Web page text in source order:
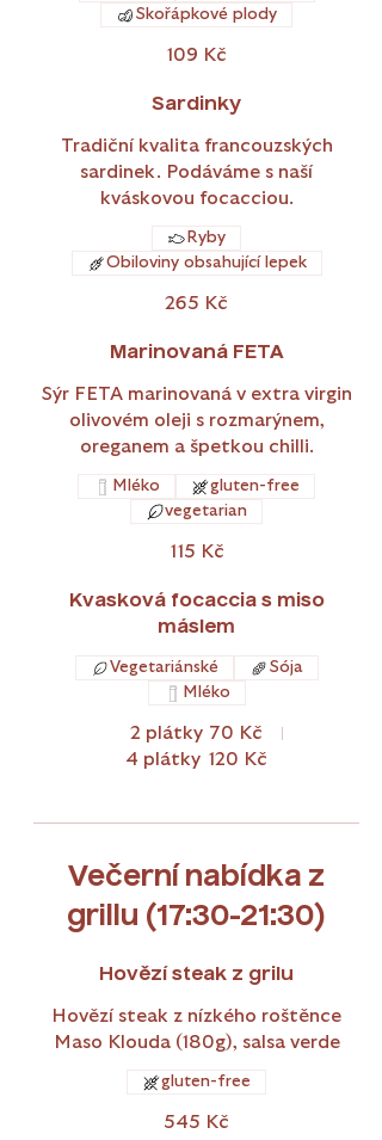
109 Kč
Skořápkové plody
Sardinky
Tradiční kvalita francouzských
sardinek. Podáváme s naší
kváskovou focacciou.
265 Kč
Ryby
Obiloviny obsahující lepek
Marinovaná FETA
Sýr FETA marinovaná v extra virgin
olivovém oleji s rozmarýnem,
oreganem a špetkou chilli.
115 Kč
Mléko
gluten-free
vegetarian
Kvasková focaccia s miso
máslem
2 plátky 70 Kč
4 plátky 120 Kč
Vegetariánské
Sója
Mléko
Večerní nabídka z
grillu (17:30-21:30)
Hovězí steak z grilu
Hovězí steak z nízkého roštěnce
Maso Klouda (180g), salsa verde
545 Kč
gluten-free